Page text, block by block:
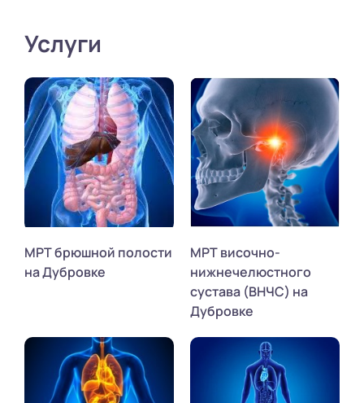
Услуги
МРТ брюшной полости
на Дубровке
МРТ височно-
нижнечелюстного
сустава (ВНЧС) на
Дубровке